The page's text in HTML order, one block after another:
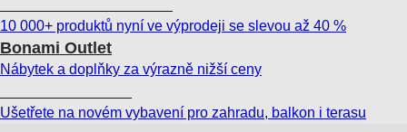
10 000+ produktů nyní ve výprodeji se slevou až 40 %
Bonami Outlet
Nábytek a doplňky za výrazně nižší ceny
Ušetřete na novém vybavení pro zahradu, balkon i terasu